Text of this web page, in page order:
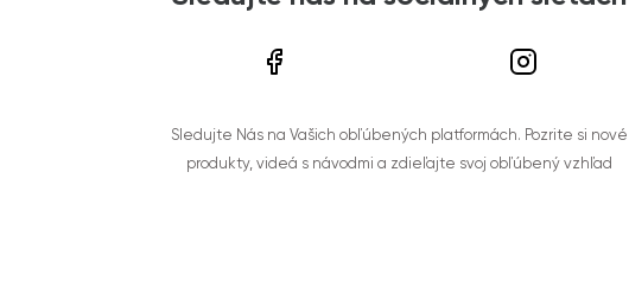
Sledujte Nás na Vašich obľúbených platformách. Pozrite si nové
produkty, videá s návodmi a zdieľajte svoj obľúbený vzhľad